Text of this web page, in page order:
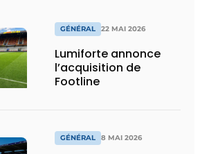
GÉNÉRAL 22 MAI 2026
Lumiforte annonce
l’acquisition de
Footline
GÉNÉRAL 8 MAI 2026